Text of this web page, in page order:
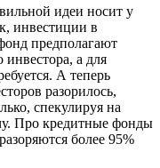
идеи носит у
инвестиции в
предполагают
а для
А теперь
разорилось,
спекулируя на
Про кредитные фонды
более 95%